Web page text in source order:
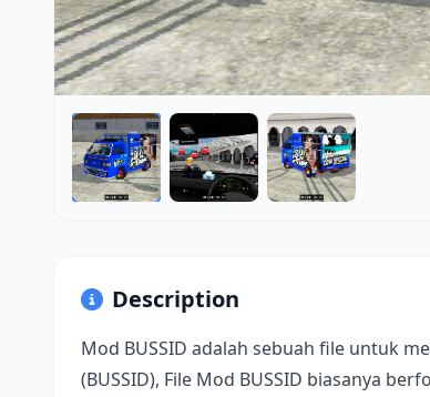
Description
Mod BUSSID adalah sebuah file untuk
(BUSSID), File Mod BUSSID biasanya